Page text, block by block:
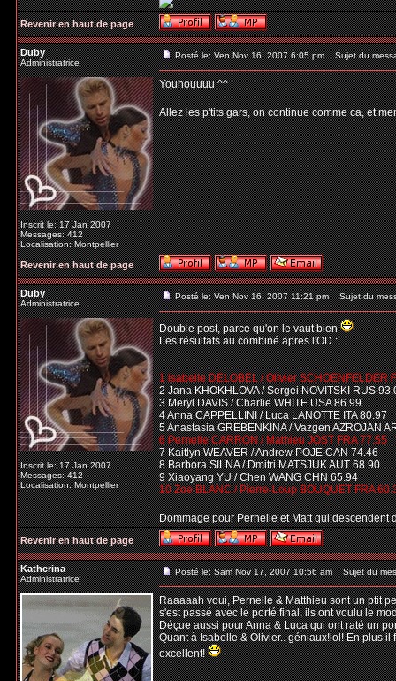
Revenir en haut de page
Duby
Administratrice
Inscrit le: 17 Jan 2007
Messages: 412
Localisation: Montpellier
Posté le: Ven Nov 16, 2007 6:05 pm Sujet du
Youhouuuu ^^
Allez les p'tits gars, on continue comme ca, et
Revenir en haut de page
Duby
Administratrice
Inscrit le: 17 Jan 2007
Messages: 412
Localisation: Montpellier
Posté le: Ven Nov 16, 2007 11:21 pm Sujet du
Double post, parce qu'on le vaut bien
Les résultats au combiné apres l'OD :
1 Isabelle DELOBEL / Olivier SCHOENFELDER
2 Jana KHOKHLOVA / Sergei NOVITSKI RUS
3 Meryl DAVIS / Charlie WHITE USA 86.99
4 Anna CAPPELLINI / Luca LANOTTE ITA 80.97
5 Anastasia GREBENKINA / Vazgen AZROJAN
6 Pernelle CARRON / Mathieu JOST FRA 77.55
7 Kaitlyn WEAVER / Andrew POJE CAN 74.46
8 Barbora SILNA / Dmitri MATSJUK AUT 68.90
9 Xiaoyang YU / Chen WANG CHN 65.94
10 Zoe BLANC / Pierre-Loup BOUQUET FRA
Dommage pour Pernelle et Matt qui descendent
Revenir en haut de page
Katherina
Administratrice
Posté le: Sam Nov 17, 2007 10:56 am Sujet du
Raaaaah voui, Pernelle & Matthieu sont un ptit
s'est passé avec le porté final, ils ont voulu le
Déçue aussi pour Anna & Luca qui ont raté un
Quant à Isabelle & Olivier.. géniaux!lol! En plus
excellent!